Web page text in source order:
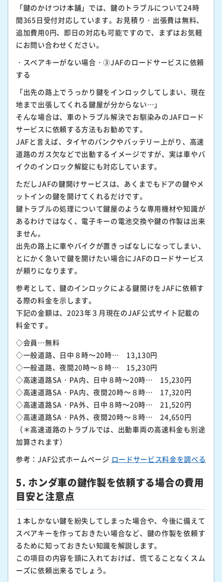
「鍵のかけつけ本舗」では、鍵のトラブルについて24時
間365日受付対応しています。お見積り・出張費は無料、
追加費用0円、即日の対応も可能ですので、まずはお気軽
にお問い合わせください。
・スペアキーがない場合・③JAFのロードサービスに依頼
する
「出先の路上でうっかり鍵をインロックしてしまい、現在
地まで出張してくれる鍵屋が分からない…」
そんな場合は、車のトラブル解決でお馴染みのJAFロード
サービスに依頼する方法もお勧めです。
JAFと言えば、タイヤのパンクやバッテリー上がり、高速
道路のガス欠などで出動するイメージですが、実は車やバ
イクのインロック解錠にも対応しています。
ただしJAFの鍵開けサービスは、あくまでもドアの鍵やメ
ットインの鍵を開けてくれるだけです。
鍵トラブルの処理について鍵屋のような専用機材や知識が
あるわけではなく、電子キーの電池交換や鍵の作製は出来
ません。
出先の路上に車やバイクが置きっぱなしになってしまい、
とにかく急いで鍵を開けたい場合にJAFのロードサービス
が頼りになります。
参考として、鍵のインロックによる鍵開けをJAFに依頼す
る際の料金を示します。
下記の金額は、2023年３月現在のJAF公式サイト記載の
料金です。
◇会員…無料
◇一般道路、日中８時～20時… 13,130円
◇一般道路、夜間20時～８時… 15,230円
◇高速道路SA・PA内、日中８時～20時… 15,230円
◇高速道路SA・PA内、夜間20時～８時… 17,320円
◇高速道路SA・PA外、日中８時～20時… 21,520円
◇高速道路SA・PA外、夜間20時～８時… 24,650円
（＊高速道路のトラブルでは、出動車両の高速料金も別途
加算されます）
参考：JAF公式ホームページ ロードサービス料金を調べる
5. ホンダ車の鍵作製を依頼する場合の費用
目安と注意点
１本しかない鍵を紛失してしまった場合や、今後に備えて
スペアキーを作っておきたい場合など、鍵の作製を依頼す
るために知っておきたい知識を解説します。
この項目の内容を頭に入れておけば、慌てることなくスム
ーズに依頼出来るでしょう。